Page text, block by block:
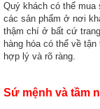
Quý khách có thể mua
các sản phẩm ở nơi
thậm chí ở bất cứ
hàng hóa có thể về
hợp lý và rõ ràng.
Sứ mệnh và tầm